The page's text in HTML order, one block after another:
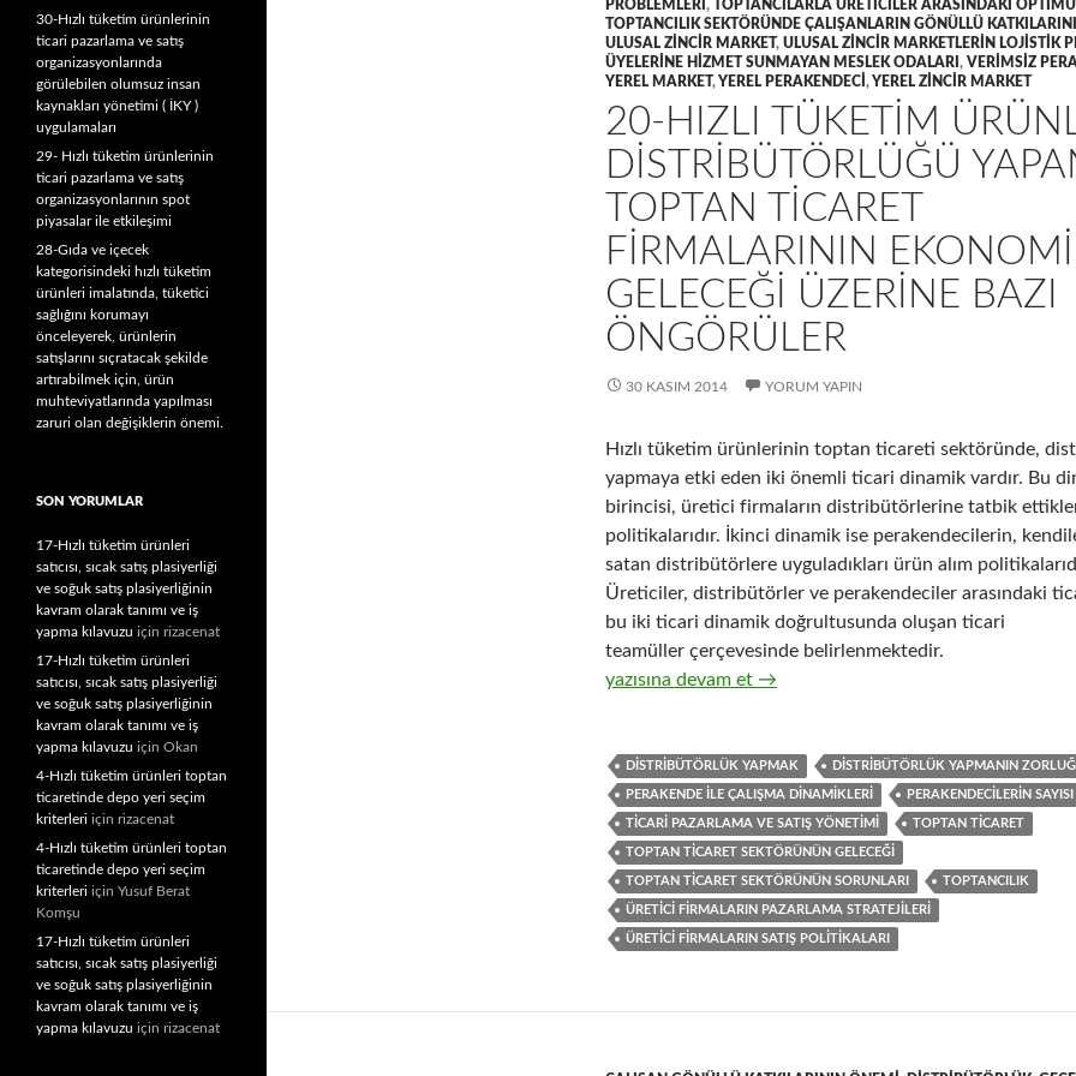
PROBLEMLERI ,
TOPTANCILARLA ÜRETICILER ARASINDAKI
TOPTANCILIK SEKTÖRÜNDE ÇALIŞANLARIN GÖNÜLLÜ
ULUSAL ZINCIR MARKET, ULUSAL ZINCIR MARKETLERIN LOJISTIK
ÜYELERINE HIZMET SUNMAYAN MESLEK ODALARI , VERIMSIZ
YEREL MARKET,YEREL PERAKENDECI ,YEREL ZINCIR MARKET
20-HIZLI TÜKETIM
DISTRIBÜTÖRLÜĞÜ
TOPTAN TICARET
FIRMALARININ
GELECEĞI ÜZERINE BAZI
ÖNGÖRÜLER
30 KASIM 2014 YORUM YAPIN
Hızlı tüketim ürünlerinin toptan ticareti sektöründe,
yapmaya etki eden iki önemli ticari dinamik vardır. Bu
birincisi, üretici firmaların distribütörlerine tatbik
politikalarıdır. İkinci dinamik ise perakendecilerin,
satan distribütörlere uyguladıkları ürün alım
Üreticiler, distribütörler ve perakendeciler arasındaki
bu iki ticari dinamik doğrultusunda oluşan ticari
teamüller çerçevesinde belirlenmektedir.
20-Hızlı tüketim ürünleri distribütörlüğü yapan toptan
yazısına devam et →
DISTRIBÜTÖRLÜK YAPMAK DISTRIBÜTÖRLÜK YAPMANIN
PERAKENDE ILE ÇALIŞMA DINAMIKLERI PERAKENDECILERIN
TICARI PAZARLAMA VE SATIŞ YÖNETIMI TOPTAN TICARET
TOPTAN TICARET SEKTÖRÜNÜN GELECEĞI
TOPTAN TICARET SEKTÖRÜNÜN SORUNLARI TOPTANCILIK
ÜRETICI FIRMALARIN PAZARLAMA STRATEJILERI
ÜRETICI FIRMALARIN SATIŞ POLITIKALARI
30-Hızlı tüketim ürünlerinin
ticari pazarlama ve satış
organizasyonlarında
görülebilen olumsuz insan
kaynakları yönetimi ( İKY )
uygulamaları
29- Hızlı tüketim ürünlerinin
ticari pazarlama ve satış
organizasyonlarının spot
piyasalar ile etkileşimi
28-Gıda ve içecek
kategorisindeki hızlı tüketim
ürünleri imalatında, tüketici
sağlığını korumayı
önceleyerek, ürünlerin
satışlarını sıçratacak şekilde
artırabilmek için, ürün
muhteviyatlarında yapılması
zaruri olan değişiklerin önemi.
SON YORUMLAR
17-Hızlı tüketim ürünleri
satıcısı, sıcak satış plasiyerliği
ve soğuk satış plasiyerliğinin
kavram olarak tanımı ve iş
yapma kılavuzu için rizacenat
17-Hızlı tüketim ürünleri
satıcısı, sıcak satış plasiyerliği
ve soğuk satış plasiyerliğinin
kavram olarak tanımı ve iş
yapma kılavuzu için Okan
4-Hızlı tüketim ürünleri toptan
ticaretinde depo yeri seçim
kriterleri için rizacenat
4-Hızlı tüketim ürünleri toptan
ticaretinde depo yeri seçim
kriterleri için Yusuf Berat
Komşu
17-Hızlı tüketim ürünleri
satıcısı, sıcak satış plasiyerliği
ve soğuk satış plasiyerliğinin
kavram olarak tanımı ve iş
yapma kılavuzu için rizacenat